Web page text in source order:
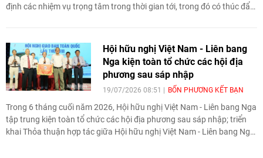
định các nhiệm vụ trọng tâm trong thời gian tới, trong đó có thúc đẩy
Hội hữu nghị Việt Nam - Liên bang
Nga kiện toàn tổ chức các hội địa
phương sau sáp nhập
19/07/2026 08:51 BỐN PHƯƠNG KẾT BẠN
Trong 6 tháng cuối năm 2026, Hội hữu nghị Việt Nam - Liên bang Nga
tập trung kiện toàn tổ chức các hội địa phương sau sáp nhập; triển
khai Thỏa thuận hợp tác giữa Hội hữu nghị Việt Nam - Liên bang Nga